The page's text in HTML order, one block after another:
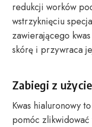
redukcji worków
wstrzyknięciu
zawierającego
skórę i przywraca
Zabiegi z
Kwas hialuronowy
pomóc